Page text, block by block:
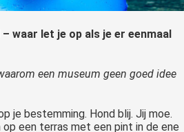
waar let je op als je er eenmaal
een museum geen goed idee
je bestemming. Hond blij. Jij moe.
een terras met een pint in de ene